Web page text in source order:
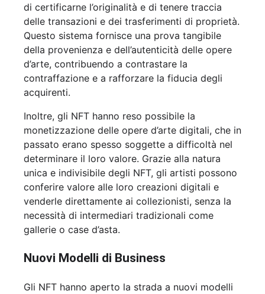
di certificarne l’originalità e di tenere traccia
delle transazioni e dei trasferimenti di proprietà.
Questo sistema fornisce una prova tangibile
della provenienza e dell’autenticità delle opere
d’arte, contribuendo a contrastare la
contraffazione e a rafforzare la fiducia degli
acquirenti.
Inoltre, gli NFT hanno reso possibile la
monetizzazione delle opere d’arte digitali, che in
passato erano spesso soggette a difficoltà nel
determinare il loro valore. Grazie alla natura
unica e indivisibile degli NFT, gli artisti possono
conferire valore alle loro creazioni digitali e
venderle direttamente ai collezionisti, senza la
necessità di intermediari tradizionali come
gallerie o case d’asta.
Nuovi Modelli di Business
Gli NFT hanno aperto la strada a nuovi modelli